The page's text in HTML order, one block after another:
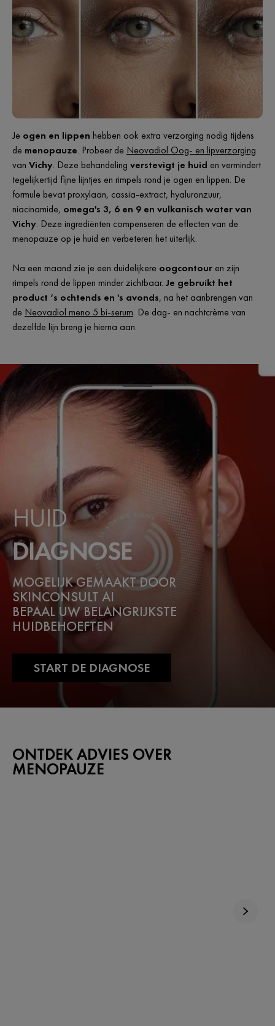
Je ogen en lippen hebben ook extra verzorging nodig tijdens
de menopauze. Probeer de Neovadiol Oog- en lipverzorging
van Vichy. Deze behandeling verstevigt je huid en vermindert
tegelijkertijd fijne lijntjes en rimpels rond je ogen en lippen. De
formule bevat proxylaan, cassia-extract, hyaluronzuur,
niacinamide, omega's 3, 6 en 9 en vulkanisch water van
Vichy. Deze ingrediënten compenseren de effecten van de
menopauze op je huid en verbeteren het uiterlijk.
Na een maand zie je een duidelijkere oogcontour en zijn
rimpels rond de lippen minder zichtbaar. Je gebruikt het
product ‘s ochtends en 's avonds, na het aanbrengen van
de Neovadiol meno 5 bi-serum. De dag- en nachtcrème van
dezelfde lijn breng je hierna aan.
HUID
DIAGNOSE
MOGELIJK GEMAAKT DOOR
SKINCONSULT AI
BEPAAL UW BELANGRIJKSTE
HUIDBEHOEFTEN
START DE DIAGNOSE
ONTDEK ADVIES OVER
MENOPAUZE